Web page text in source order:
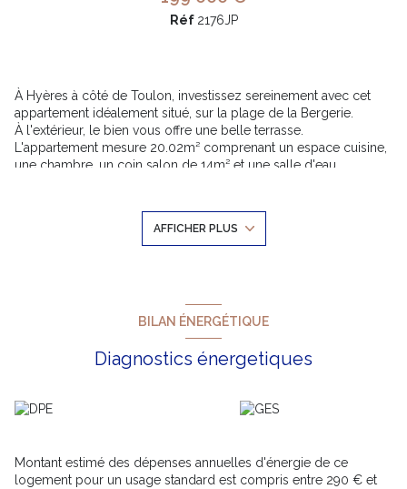
+2
Réf 2176JP
À Hyères à côté de Toulon, investissez sereinement avec cet
appartement idéalement situé, sur la plage de la Bergerie.
À l'extérieur, le bien vous offre une belle terrasse.
L'appartement mesure 20.02m² comprenant un espace cuisine,
une chambre, un coin salon de 14m² et une salle d'eau.
fixé à 199 000 euros. Un type de logement facile à louer et qui
sont disponibles sur le site Géorisques -
www.georisques.gouv.fr
Les informations sur les risques auxquels ce bien est exposé
sont disponibles sur le site
Géorisques
AFFICHER PLUS
BILAN ÉNERGÉTIQUE
Diagnostics énergetiques
Montant estimé des dépenses annuelles d'énergie de ce
logement pour un usage standard est compris entre 290 € et